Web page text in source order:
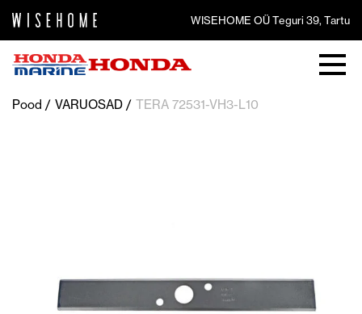
WISEHOME OÜ Teguri 39, Tartu
Pood VARUOSAD TERA 72531-VH3-L10